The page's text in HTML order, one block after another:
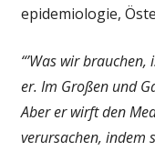
epidemiologie,
“’Was wir
er. Im Großen und
Aber er wirft den
verursachen, indem